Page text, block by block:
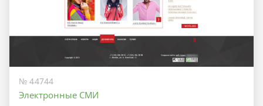
№ 44744
Электронные СМИ